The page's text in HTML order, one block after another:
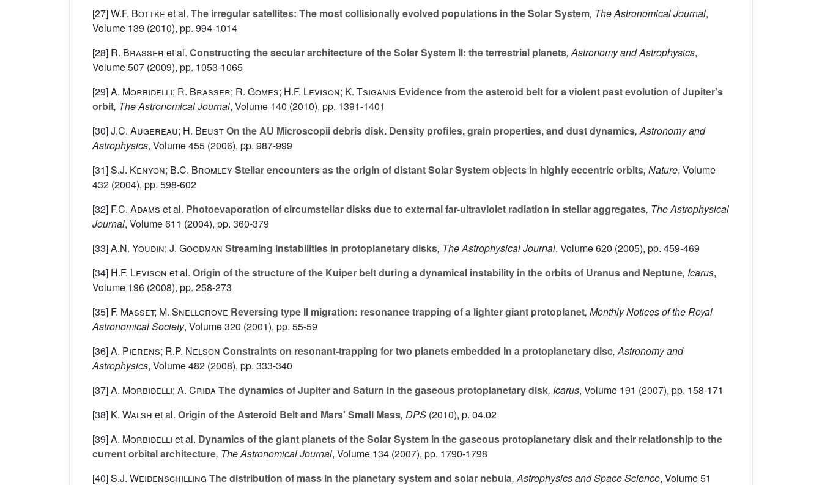
[27]W.F. Bottke et al. The irregular satellites: The most collisionally evolved populations in the Solar System, The Astronomical Journal,
Volume 139 (2010), pp. 994-1014
[28] R. Brasser et al. Constructing the secular architecture of the Solar System II: the terrestrial planets, Astronomy and Astrophysics,
Volume 507 (2009), pp. 1053-1065
[29]A. Morbidelli; R. Brasser; R. Gomes; H.F. Levison; K. Tsiganis Evidence from the asteroid belt for a violent past evolution of Jupiter's
orbit, The Astronomical Journal, Volume 140 (2010), pp. 1391-1401
[30]J.C. Augereau; H. BeustOn the AU Microscopii debris disk. Density profiles, grain properties, and dust dynamics, Astronomy and
Astrophysics, Volume 455 (2006), pp. 987-999
[31]S.J. Kenyon; B.C. BromleyStellar encounters as the origin of distant Solar System objects in highly eccentric orbits, Nature, Volume
432 (2004), pp. 598-602
[32] F.C. Adams et al. Photoevaporation of circumstellar disks due to external far-ultraviolet radiation in stellar aggregates, The Astrophysical
Journal, Volume 611 (2004), pp. 360-379
[33]A.N. Youdin; J. Goodman Streaming instabilities in protoplanetary disks, The Astrophysical Journal, Volume 620 (2005), pp. 459-469
[34] H.F. Levison et al. Origin of the structure of the Kuiper belt during a dynamical instability in the orbits of Uranus and Neptune, Icarus,
Volume 196 (2008), pp. 258-273
[35] F. Masset; M. Snellgrove Reversing type II migration: resonance trapping of a lighter giant protoplanet, Monthly Notices of the Royal
Astronomical Society, Volume 320 (2001), pp. 55-59
[36]A. Pierens; R.P. Nelson Constraints on resonant-trapping for two planets embedded in a protoplanetary disc, Astronomy and
Astrophysics, Volume 482 (2008), pp. 333-340
[37]A. Morbidelli; A. CridaThe dynamics of Jupiter and Saturn in the gaseous protoplanetary disk, Icarus, Volume 191 (2007), pp. 158-171
[38] K. Walsh et al. Origin of the Asteroid Belt and Mars' Small Mass, DPS (2010), p. 04.02
[39]A. Morbidelli et al. Dynamics of the giant planets of the Solar System in the gaseous protoplanetary disk and their relationship to the
current orbital architecture, The Astronomical Journal, Volume 134 (2007), pp. 1790-1798
[40]S.J. Weidenschilling The distribution of mass in the planetary system and solar nebula, Astrophysics and Space Science, Volume 51